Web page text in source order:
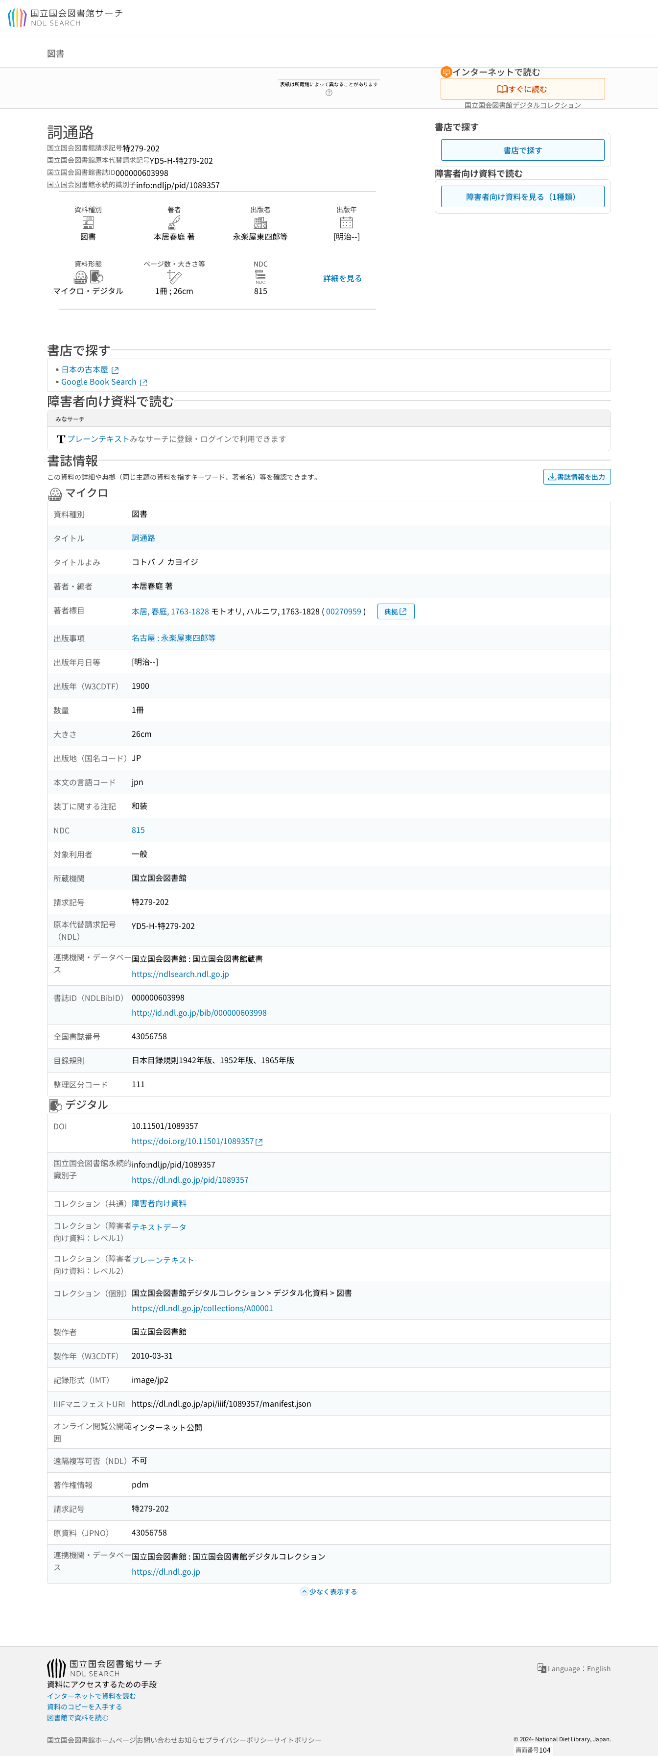
本文へ移動
図書
表紙は所蔵館によって異なることがあります
インターネットで読む
すぐに読む
国立国会図書館デジタルコレクション
詞通路
国立国会図書館請求記号特279-202
国立国会図書館原本代替請求記号YD5-H-特279-202
国立国会図書館書誌ID000000603998
国立国会図書館永続的識別子info:ndljp/pid/1089357
資料種別
図書
著者
本居春庭 著
出版者
永楽屋東四郎等
出版年
[明治--]
資料形態
マイクロ・デジタル
ページ数・大きさ等
1冊 ; 26cm
NDC
815
詳細を見る
書店で探す
書店で探す
障害者向け資料で読む
障害者向け資料を見る（1種類）
書店で探す
日本の古本屋
Google Book Search
障害者向け資料で読む
みなサーチ
プレーンテキストみなサーチに登録・ログインで利用できます
書誌情報
この資料の詳細や典拠（同じ主題の資料を指すキーワード、著者名）等を確認できます。 書誌情報を出力
マイクロ
資料種別 図書
タイトル 詞通路
タイトルよみ コトバ ノ カヨイジ
著者・編者 本居春庭 著
著者標目 本居, 春庭, 1763-1828 モトオリ, ハルニワ, 1763-1828 (00270959 ) 典拠
出版事項 名古屋 : 永楽屋東四郎等
出版年月日等 [明治--]
出版年（W3CDTF） 1900
数量 1冊
大きさ 26cm
出版地（国名コード） JP
本文の言語コード jpn
装丁に関する注記 和装
NDC 815
対象利用者 一般
所蔵機関 国立国会図書館
請求記号
特279-202
原本代替請求記号
（NDL）
YD5-H-特279-202
連携機関・データベー
ス
国立国会図書館 : 国立国会図書館蔵書
https://ndlsearch.ndl.go.jp
書誌ID（NDLBibID）
000000603998
http://id.ndl.go.jp/bib/000000603998
全国書誌番号 43056758
目録規則 日本目録規則1942年版、1952年版、1965年版
整理区分コード 111
デジタル
DOI
10.11501/1089357
https://doi.org/10.11501/1089357
国立国会図書館永続的
識別子
info:ndljp/pid/1089357
https://dl.ndl.go.jp/pid/1089357
コレクション（共通） 障害者向け資料
コレクション（障害者
向け資料：レベル1）
テキストデータ
コレクション（障害者
向け資料：レベル2）
プレーンテキスト
コレクション（個別） 国立国会図書館デジタルコレクション > デジタル化資料 > 図書
https://dl.ndl.go.jp/collections/A00001
製作者 国立国会図書館
製作年（W3CDTF） 2010-03-31
記録形式（IMT） image/jp2
IIIFマニフェストURI
https://dl.ndl.go.jp/api/iiif/1089357/manifest.json
オンライン閲覧公開範
囲
インターネット公開
遠隔複写可否（NDL） 不可
著作権情報 pdm
請求記号 特279-202
原資料（JPNO）
43056758
連携機関・データベー
ス
国立国会図書館 : 国立国会図書館デジタルコレクション
https://dl.ndl.go.jp
少なく表示する
Language：English
資料にアクセスするための手段
インターネットで資料を読む
資料のコピーを入手する
図書館で資料を読む
国立国会図書館ホームページお問い合わせお知らせプライバシーポリシーサイトポリシー
© 2024- National Diet Library, Japan.
画面番号104